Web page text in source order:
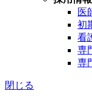
医
初
看
専
専
閉じる